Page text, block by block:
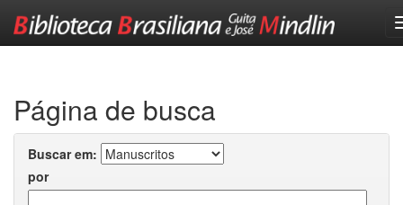
Página de busca
Buscar em:
por